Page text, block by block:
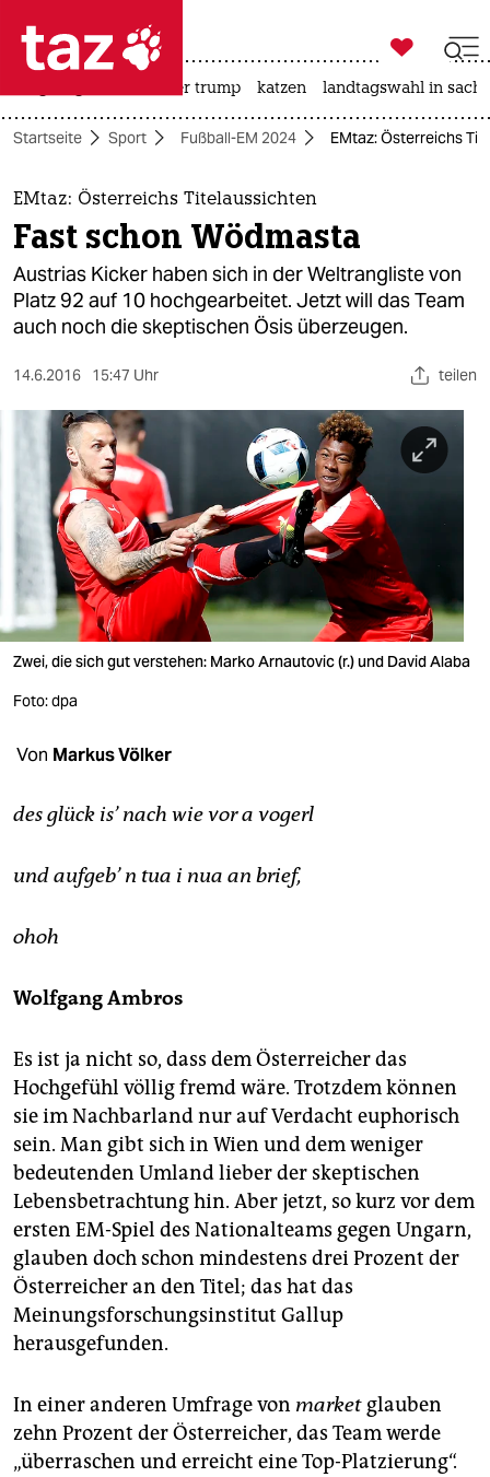
 taz zahl ich
taz zahl ich
themen
politik
öko
sport
berlin
nord
wahrheit
verlag
shop
fragen & hilfe
genossenschaft
epaper login

taz zahl ich
usa unter trump katzen landtagswahl in
Startseite Sport Fußball-EM 2024 EMtaz: Österreichs
EMtaz: Österreichs Titelaussichten
Fast schon Wödmasta
Austrias Kicker haben sich in der Weltrangliste von
Platz 92 auf 10 hochgearbeitet. Jetzt will das Team
auch noch die skeptischen Ösis überzeugen.
14.6.2016 15:47 Uhr teilen
Zwei, die sich gut verstehen: Marko Arnautovic (r.) und David Alaba
Foto: dpa
Von Markus Völker
des glück is’ nach wie vor a vogerl
und aufgeb’ n tua i nua an brief,
ohoh
Wolfgang Ambros
Es ist ja nicht so, dass dem Österreicher das
Hochgefühl völlig fremd wäre. Trotzdem können
sie im Nachbarland nur auf Verdacht euphorisch
sein. Man gibt sich in Wien und dem weniger
bedeutenden Umland lieber der skeptischen
Lebensbetrachtung hin. Aber jetzt, so kurz vor dem
ersten EM-Spiel des Nationalteams gegen Ungarn,
glauben doch schon mindestens drei Prozent der
Österreicher an den Titel; das hat das
Meinungsforschungsinstitut Gallup
herausgefunden.
In einer anderen Umfrage von market glauben
zehn Prozent der Österreicher, das Team werde
„überraschen und erreicht eine Top-Platzierung“.